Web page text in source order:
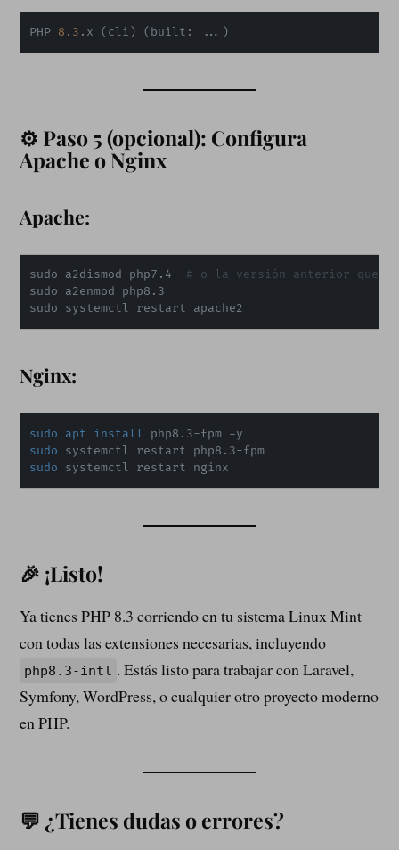
PHP 8.3 .x ( cli ) ( built: ... )
⚙️ Paso 5 (opcional): Configura
Apache o Nginx
Apache:
sudo a2dismod php7.4 # o la versión anterior que
sudo a2enmod php8.3
sudo systemctl restart apache2
Nginx:
sudo apt install
sudo
sudo systemctl restart nginx
🎉 ¡Listo!
Ya tienes PHP 8.3 corriendo en tu sistema Linux Mint
con todas las extensiones necesarias, incluyendo
php8.3-intl . Estás listo para trabajar con Laravel,
Symfony, WordPress, o cualquier otro proyecto moderno
en PHP.
💬 ¿Tienes dudas o errores?